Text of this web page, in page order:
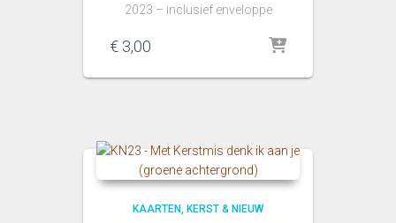
2023 – inclusief enveloppe
€ 3,00
KAARTEN KERST & NIEUW